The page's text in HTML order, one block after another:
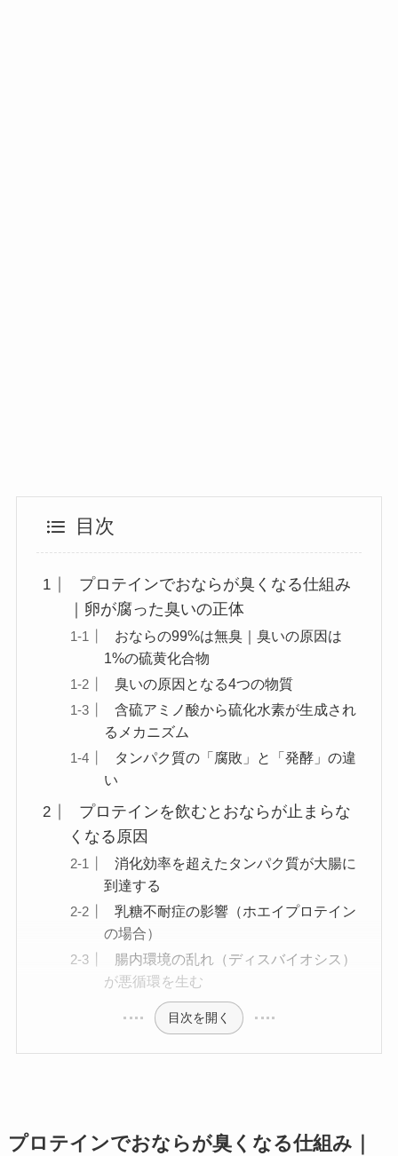
目次
プロテインでおならが臭くなる仕組み
｜卵が腐った臭いの正体
おならの99%は無臭｜臭いの原因は
1%の硫黄化合物
臭いの原因となる4つの物質
含硫アミノ酸から硫化水素が生成され
るメカニズム
タンパク質の「腐敗」と「発酵」の違
い
プロテインを飲むとおならが止まらな
くなる原因
消化効率を超えたタンパク質が大腸に
到達する
乳糖不耐症の影響（ホエイプロテイン
の場合）
腸内環境の乱れ（ディスバイオシス）
が悪循環を生む
目次を開く
プロテインでおならが臭くなる仕組み｜